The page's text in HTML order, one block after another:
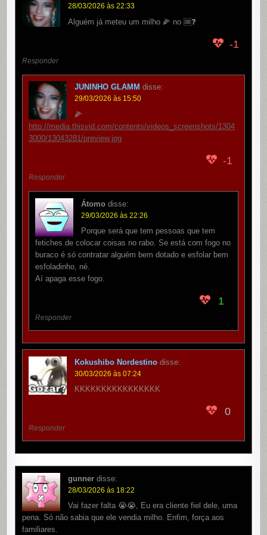
28/03/2026 às 22:33
Alguém já meteu um milho 🌽 no 🆒❓
-1
Responder
JUNINHO GLAMM disse:
29/03/2026 às 15:50
🌽
http://media.thisvid.com/contents/videos_screenshots/1304
3000/13043281/preview.jpg
-1
Responder
Átomo disse:
29/03/2026 às 22:26
Porque será que tem pessoas que tem
fetiches de colocar coisas no rabo. Se está com fogo no
buraco é só contratar alguém bem dotado e esfolar bem
esfoladinho, né.
Aí apaga esse fogo.
1
Responder
Kokushibo Nordestino disse:
30/03/2026 às 07:24
KKKKKKKKKKKKKKKK
0
Responder
gunner disse:
28/03/2026 às 18:22
Vai fazer falta 😭😭, Eu era cliente fiel dele, uma
pena. Só não sabia que ele vendia milho. Enfim, força aos
familiares.